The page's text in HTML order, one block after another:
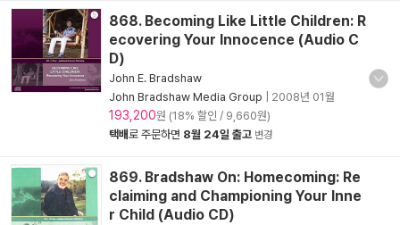
868. Becoming Like Little Children: R
ecovering Your Innocence (Audio C
D)
John E. Bradshaw
John Bradshaw Media Group
2008년 01월
193,200원 (18% 할인 / 9,660원)
택배로 주문하면 8월 24일 출고 변경
869. Bradshaw On: Homecoming: Re
claiming and Championing Your Inne
r Child (Audio CD)